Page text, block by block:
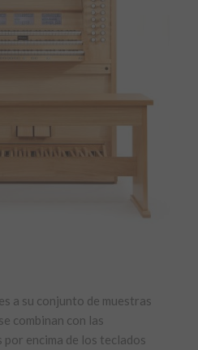
a su conjunto de muestras
combinan con las
encima de los teclados